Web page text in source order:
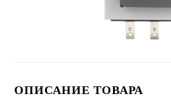
ОПИСАНИЕ ТОВАРА